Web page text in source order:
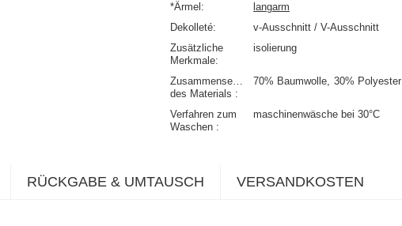
*Ärmel
langarm
Dekolleté
v-Ausschnitt / V-Ausschnitt
Zusätzliche
Merkmale
isolierung
Zusammensetzung
des Materials
70% Baumwolle 30% Polyester
Verfahren zum
Waschen
maschinenwäsche bei 30°C
RÜCKGABE & UMTAUSCH VERSANDKOSTEN